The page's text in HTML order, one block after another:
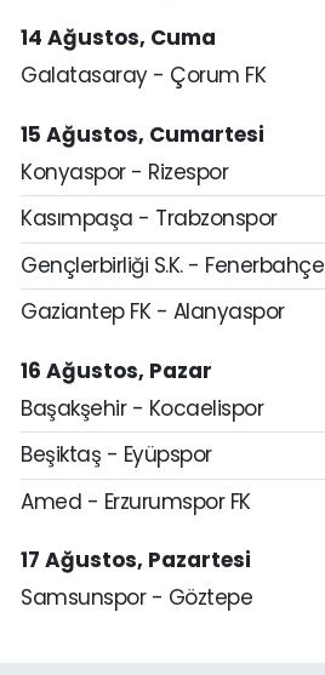
14 Ağustos, Cuma
Galatasaray - Çorum FK
15 Ağustos, Cumartesi
Konyaspor - Rizespor
Kasımpaşa - Trabzonspor
Gençlerbirliği S.K. - Fenerbahçe
Gaziantep FK - Alanyaspor
16 Ağustos, Pazar
Başakşehir - Kocaelispor
Beşiktaş - Eyüpspor
Amed - Erzurumspor FK
17 Ağustos, Pazartesi
Samsunspor - Göztepe